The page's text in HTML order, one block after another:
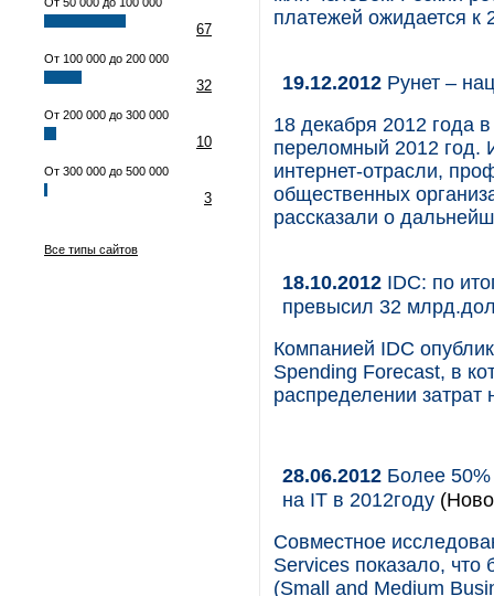
67
От 100 000 до 200 000
32
От 200 000 до 300 000
10
От 300 000 до 500 000
3
Все типы сайтов
платежей ожидается к
19.12.2012 Рунет –
18 декабря 2012 года
переломный 2012 год.
интернет-отрасли,
общественных
рассказали о
18.10.2012 IDC: по
превысил 32
Компанией IDC
Spending Forecast, в
распределении затрат
28.06.2012 Более 50%
на IT в 2012году
Совместное
Services показало, что
(Small and Medium